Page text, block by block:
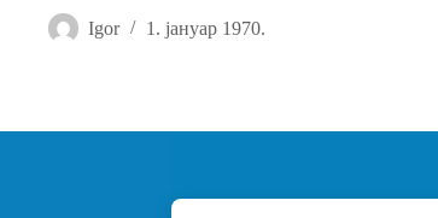
Igor 1. јануар 1970.